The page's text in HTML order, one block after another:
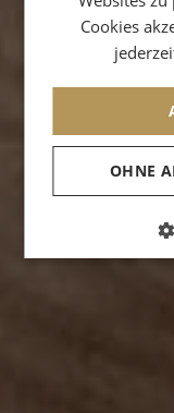
Cookies
OHNE